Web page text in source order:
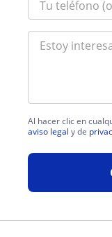
Al hacer clic en
aviso legal y de